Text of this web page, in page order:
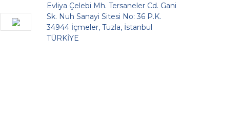
Evliya Çelebi Mh. Tersaneler Cd. Gani
Sk. Nuh Sanayi Sitesi No: 36 P.K.
34944 İçmeler, Tuzla, İstanbul
TÜRKİYE